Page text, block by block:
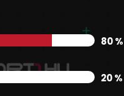
80 %
20 %